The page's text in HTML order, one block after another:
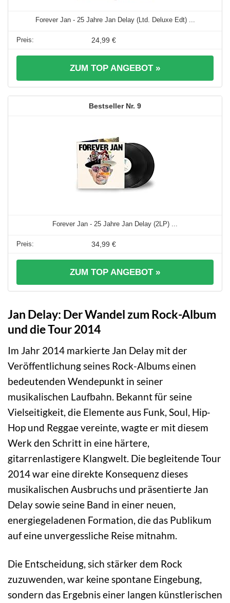
Forever Jan - 25 Jahre Jan Delay (Ltd. Deluxe Edt) ...
24,99 €
ZUM TOP ANGEBOT »
9
Forever Jan - 25 Jahre Jan Delay (2LP) ...
34,99 €
ZUM TOP ANGEBOT »
Jan Delay: Der Wandel zum Rock-Album
und die Tour 2014
Im Jahr 2014 markierte Jan Delay mit der
Veröffentlichung seines Rock-Albums einen
bedeutenden Wendepunkt in seiner
musikalischen Laufbahn. Bekannt für seine
Vielseitigkeit, die Elemente aus Funk, Soul, Hip-
Hop und Reggae vereinte, wagte er mit diesem
Werk den Schritt in eine härtere,
gitarrenlastigere Klangwelt. Die begleitende Tour
2014 war eine direkte Konsequenz dieses
musikalischen Ausbruchs und präsentierte Jan
Delay sowie seine Band in einer neuen,
energiegeladenen Formation, die das Publikum
auf eine unvergessliche Reise mitnahm.
Die Entscheidung, sich stärker dem Rock
zuzuwenden, war keine spontane Eingebung,
sondern das Ergebnis einer langen künstlerischen